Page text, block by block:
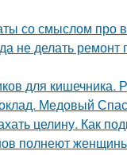
со смыслом про
не делать
для кишечника.
Медовый Спас
целину. Как
полнеют